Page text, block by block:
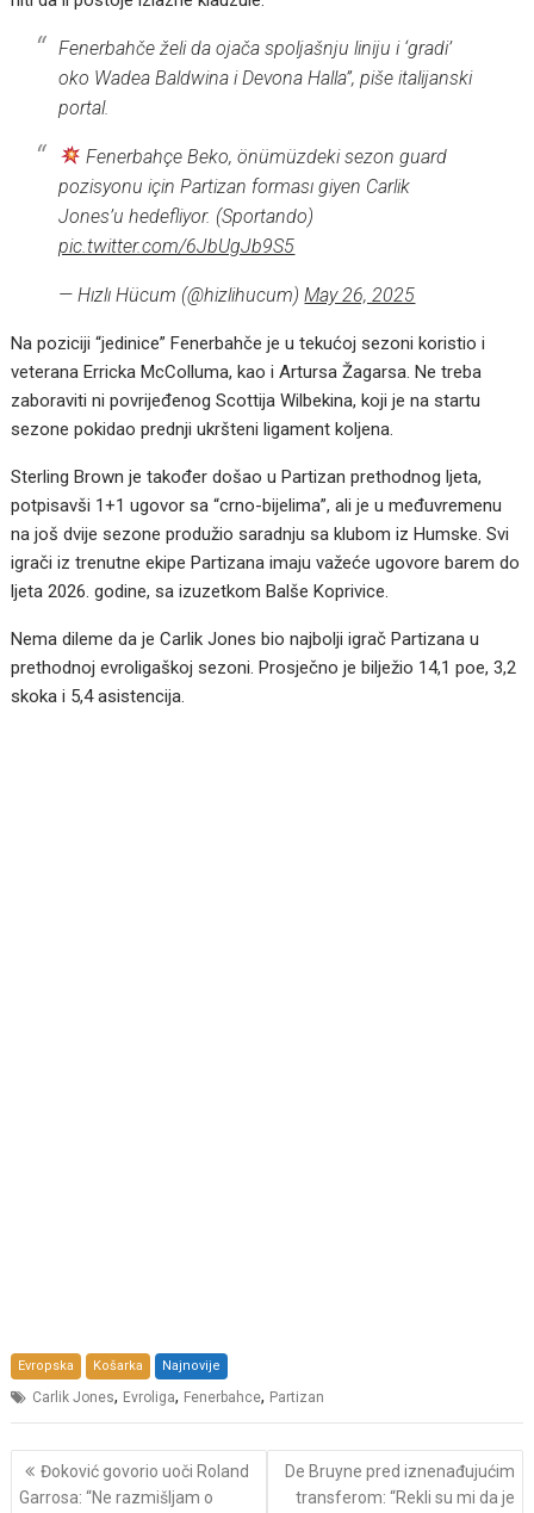
Fenerbahče želi da ojača spoljašnju liniju i ‘gradi’
oko Wadea Baldwina i Devona Halla”, piše italijanski
portal.
Fenerbahçe Beko, önümüzdeki sezon guard
pozisyonu için Partizan forması giyen Carlik
Jones’u hedefliyor. (Sportando)
pic.twitter.com/6JbUgJb9S5
— Hızlı Hücum (@hizlihucum)May 26, 2025
Na poziciji “jedinice” Fenerbahče je u tekućoj sezoni koristio i
veterana Erricka McColluma, kao i Artursa Žagarsa. Ne treba
zaboraviti ni povrijeđenog Scottija Wilbekina, koji je na startu
sezone pokidao prednji ukršteni ligament koljena.
Sterling Brown je također došao u Partizan prethodnog ljeta,
potpisavši 1+1 ugovor sa “crno-bijelima”, ali je u međuvremenu
na još dvije sezone produžio saradnju sa klubom iz Humske. Svi
igrači iz trenutne ekipe Partizana imaju važeće ugovore barem do
ljeta 2026. godine, sa izuzetkom Balše Koprivice.
Nema dileme da je Carlik Jones bio najbolji igrač Partizana u
prethodnoj evroligaškoj sezoni. Prosječno je bilježio 14,1 poe, 3,2
skoka i 5,4 asistencija.
Evropska Košarka Najnovije
Carlik Jones, Evroliga, Fenerbahce, Partizan
Post
navigation
Đoković govorio uoči Roland
Garrosa: “Ne razmišljam o
De Bruyne pred iznenađujućim
transferom: “Rekli su mi da je